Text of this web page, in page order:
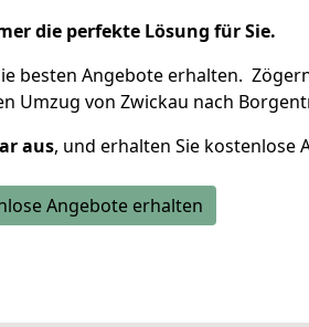
die perfekte Lösung für Sie.
besten Angebote erhalten.
Umzug von Zwickau nach
aus, und erhalten Sie kostenlose
Angebote erhalten